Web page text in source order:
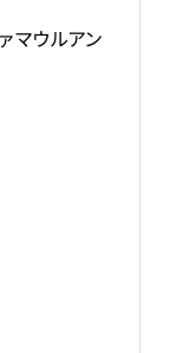
マウルアン